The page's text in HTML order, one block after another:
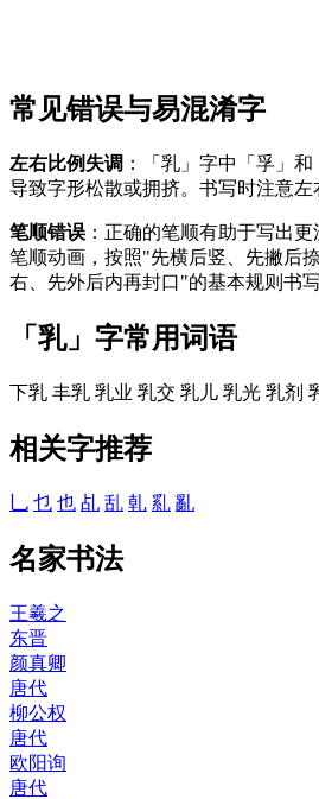
常见错误与易混淆字
左右比例失调 ：「乳」字中「孚」
导致字形松散或拥挤。书写时注意左
笔顺错误 ：正确的笔顺有助于写出
笔顺动画，按照"先横后竖、先撇后
右、先外后内再封口"的基本规则书写
「乳」字常用词语
下乳 丰乳 乳业 乳交 乳儿 乳光 乳剂
相关字推荐
乚 乜 也 乩 乱 乹 乿 亂
名家书法
王羲之
东晋
颜真卿
唐代
柳公权
唐代
欧阳询
唐代